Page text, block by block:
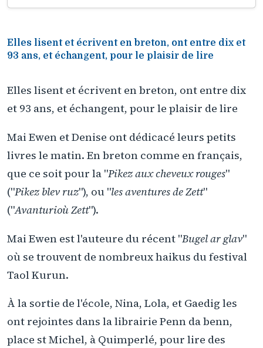
Elles lisent et écrivent en breton, ont entre dix et
93 ans, et échangent, pour le plaisir de lire
Elles lisent et écrivent en breton, ont entre dix
et 93 ans, et échangent, pour le plaisir de lire
Mai Ewen et Denise ont dédicacé leurs petits
livres le matin. En breton comme en français,
que ce soit pour la "Pikez aux cheveux rouges"
("Pikez blev ruz"), ou "les aventures de Zett"
("Avanturioù Zett").
Mai Ewen est l'auteure du récent "Bugel ar glav"
où se trouvent de nombreux haikus du festival
Taol Kurun.
À la sortie de l'école, Nina, Lola, et Gaedig les
ont rejointes dans la librairie Penn da benn,
place st Michel, à Quimperlé, pour lire des